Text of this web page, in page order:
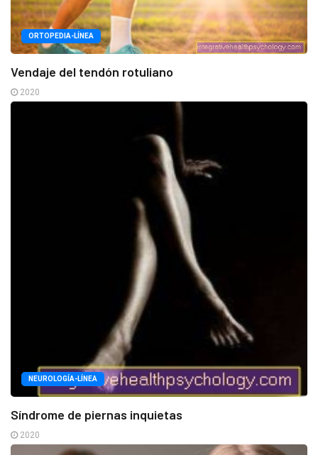
ORTOPEDIA-LÍNEA
Vendaje del tendón rotuliano
2020
NEUROLOGÍA-LÍNEA
Síndrome de piernas inquietas
2020